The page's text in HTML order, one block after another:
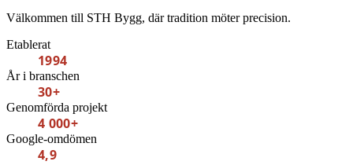
Välkommen till STH Bygg, där tradition möter precision.
Etablerat
1994
År i branschen
30+
Genomförda projekt
4 000+
Google-omdömen
4,9